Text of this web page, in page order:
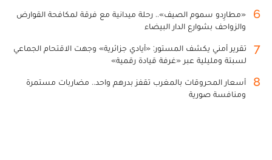
6
«مطارِدو سموم الصيف».. رحلة ميدانية مع فرقة لمكافحة القوارض
والزواحف بشوارع الدار البيضاء
7
تقرير أمني يكشف المستور: «أيادي جزائرية» وجهت الاقتحام الجماعي
لسبتة ومليلية عبر «غرفة قيادة رقمية»
8
أسعار المحروقات بالمغرب تقفز بدرهم واحد.. مضاربات مستمرة
ومنافسة صورية